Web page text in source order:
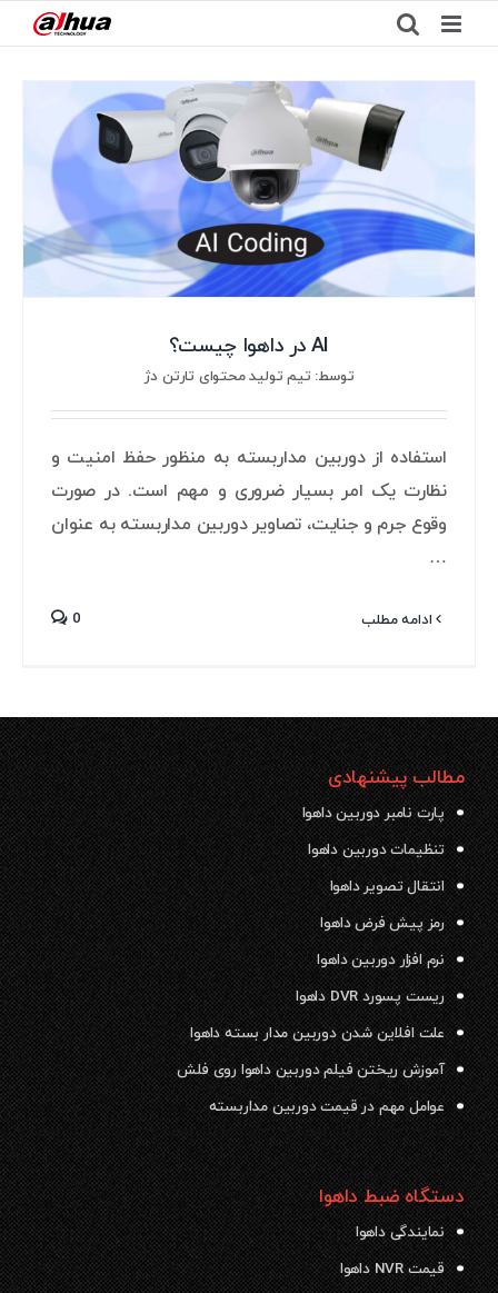
to
content
AI در داهوا چیست؟
توسط: تیم تولید محتوای تارتن دژ
استفاده از دوربین مداربسته به منظور حفظ امنیت و
نظارت یک امر بسیار ضروری و مهم است. در صورت
وقوع جرم و جنایت، تصاویر دوربین مداربسته به عنوان
…
ادامه مطلب 0
مطالب پیشنهادی
پارت نامبر دوربین داهوا
تنظیمات دوربین داهوا
انتقال تصویر داهوا
رمز پیش فرض داهوا
نرم افزار دوربین داهوا
ریست پسورد DVR داهوا
علت افلاین شدن دوربین مدار بسته داهوا
آموزش ریختن فیلم دوربین داهوا روی فلش
عوامل مهم در قیمت دوربین مداربسته
دستگاه ضبط داهوا
نمایندگی داهوا
قیمت NVR داهوا